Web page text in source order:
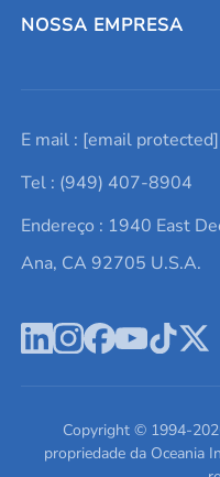
Entre em contato conosco
Lista de consultas
Termos e Condições
Política de Privacidade
Metais refratários
Elementos de terras raras
Alvos de pulverização
Ácido hialurônico
NOSSA EMPRESA
Promoções atuais
Notícias e blogs
Estudos de caso
Escreva para nós
E mail : [email protected]
Tel : (949) 407-8904
Endereço : 1940 East
Ana, CA 92705 U.S.A.
Copyright © 1994-
propriedade da Oceania